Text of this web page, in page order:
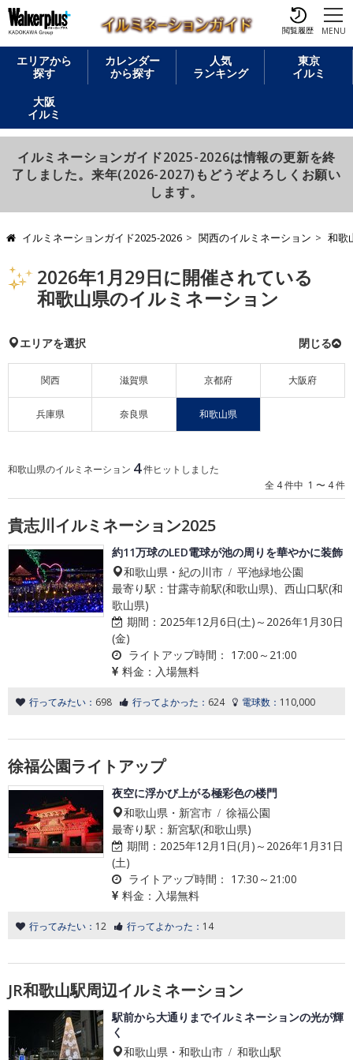
閲覧履歴 MENU
エリアから
探す
カレンダー
から探す
人気
ランキング
東京
イルミ
大阪
イルミ
イルミネーションガイド2025-2026は情報の更新を終
了しました。来年(2026-2027)もどうぞよろしくお願い
します。
イルミネーションガイド2025-2026 関西のイルミネーション 和歌
2026年1月29日に開催されている
和歌山県のイルミネーション
エリアを選択
関西 滋賀県 京都府 大阪府
兵庫県 奈良県 和歌山県
和歌山県のイルミネーション 4件ヒットしました
全 4 件中 1 〜 4 件
貴志川イルミネーション2025
約11万球のLED電球が池の周りを華やかに装飾
和歌山県・紀の川市 / 平池緑地公園
最寄り駅：甘露寺前駅(和歌山県)、西山口駅(和
歌山県)
期間： 2025年12月6日(土)～2026年1月30日
(金)
ライトアップ時間： 17:00～21:00
料金： 入場無料
行ってみたい： 698 行ってよかった： 624 電球数： 110,000
徐福公園ライトアップ
夜空に浮かび上がる極彩色の楼門
和歌山県・新宮市 / 徐福公園
最寄り駅：新宮駅(和歌山県)
期間： 2025年12月1日(月)～2026年1月31日
(土)
ライトアップ時間： 17:30～21:00
料金： 入場無料
行ってみたい： 12 行ってよかった： 14
JR和歌山駅周辺イルミネーション
駅前から大通りまでイルミネーションの光が輝
く
和歌山県・和歌山市 / 和歌山駅